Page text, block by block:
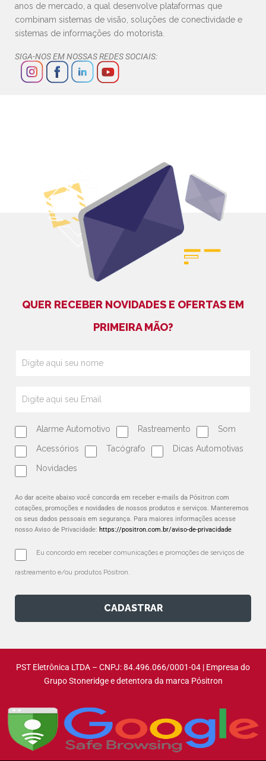
anos de mercado, a qual desenvolve plataformas que
combinam sistemas de visão, soluções de conectividade e
sistemas de informações do motorista.
SIGA-NOS EM NOSSAS REDES SOCIAIS:
QUER RECEBER NOVIDADES E OFERTAS EM
PRIMEIRA MÃO?
Alarme Automotivo Rastreamento Som
Acessórios Tacógrafo Dicas Automotivas
Novidades
Ao dar aceite abaixo você concorda em receber e-mails da Pósitron com
cotações, promoções e novidades de nossos produtos e serviços. Manteremos
os seus dados pessoais em segurança. Para maiores informações acesse
nosso Aviso de Privacidade: https://positron.com.br/aviso-de-privacidade
Eu concordo em receber comunicações e promoções de serviços de
rastreamento e/ou produtos Pósitron.
CADASTRAR
PST Eletrônica LTDA – CNPJ: 84.496.066/0001-04 | Empresa do
Grupo Stoneridge e detentora da marca Pósitron